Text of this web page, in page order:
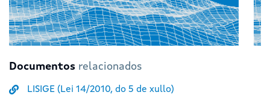
Documentos relacionados
LISIGE (Lei 14/2010, do 5 de xullo)